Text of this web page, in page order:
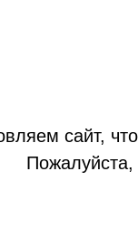
сайт,
Пожалуйста,